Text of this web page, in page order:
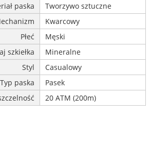
paska
Tworzywo sztuczne
Kwarcowy
Płeć
Męski
szkiełka
Mineralne
Styl
Casualowy
Typ paska
Pasek
20 ATM (200m)